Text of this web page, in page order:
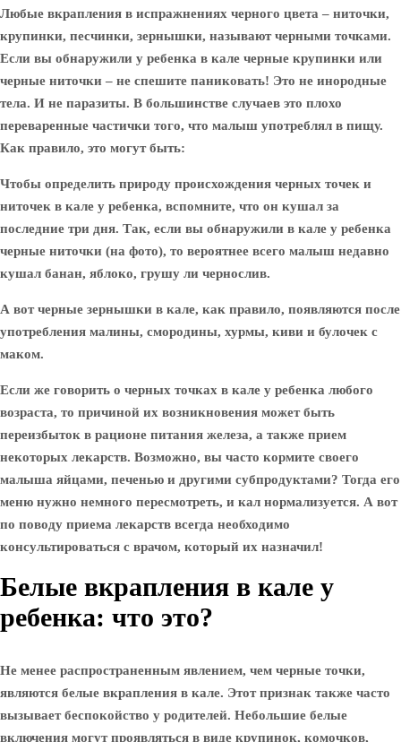
Любые вкрапления в испражнениях черного цвета – ниточки,
крупинки, песчинки, зернышки, называют черными точками.
Если вы обнаружили у ребенка в кале черные крупинки или
черные ниточки – не спешите паниковать! Это не инородные
тела. И не паразиты. В большинстве случаев это плохо
переваренные частички того, что малыш употреблял в пищу.
Как правило, это могут быть:
Чтобы определить природу происхождения черных точек и
ниточек в кале у ребенка, вспомните, что он кушал за
последние три дня. Так, если вы обнаружили в кале у ребенка
черные ниточки (на фото), то вероятнее всего малыш недавно
кушал банан, яблоко, грушу ли чернослив.
А вот черные зернышки в кале, как правило, появляются после
употребления малины, смородины, хурмы, киви и булочек с
маком.
Если же говорить о черных точках в кале у ребенка любого
возраста, то причиной их возникновения может быть
переизбыток в рационе питания железа, а также прием
некоторых лекарств. Возможно, вы часто кормите своего
малыша яйцами, печенью и другими субпродуктами? Тогда его
меню нужно немного пересмотреть, и кал нормализуется. А вот
по поводу приема лекарств всегда необходимо
консультироваться с врачом, который их назначил!
Белые вкрапления в кале у
ребенка: что это?
Не менее распространенным явлением, чем черные точки,
являются белые вкрапления в кале. Этот признак также часто
вызывает беспокойство у родителей. Небольшие белые
включения могут проявляться в виде крупинок, комочков,